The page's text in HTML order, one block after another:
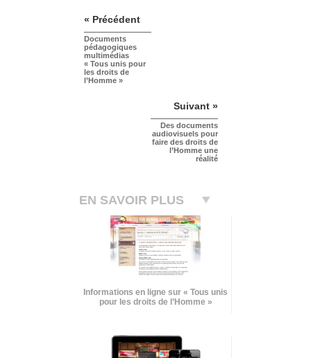
« Précédent
Documents
pédagogiques
multimédias
« Tous unis pour
les droits de
l’Homme »
Suivant »
Des documents
audiovisuels pour
faire des droits de
l’Homme une
réalité
EN SAVOIR PLUS
Informations en ligne sur « Tous unis
pour les droits de l’Homme »